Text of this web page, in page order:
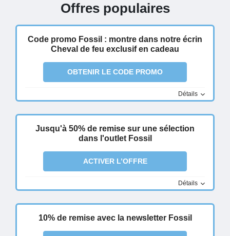
Offres populaires
Code promo Fossil : montre dans notre écrin
Cheval de feu exclusif en cadeau
OBTENIR LE CODE PROMO
Détails
Jusqu'à 50% de remise sur une sélection
dans l'outlet Fossil
ACTIVER L’OFFRE
Détails
10% de remise avec la newsletter Fossil